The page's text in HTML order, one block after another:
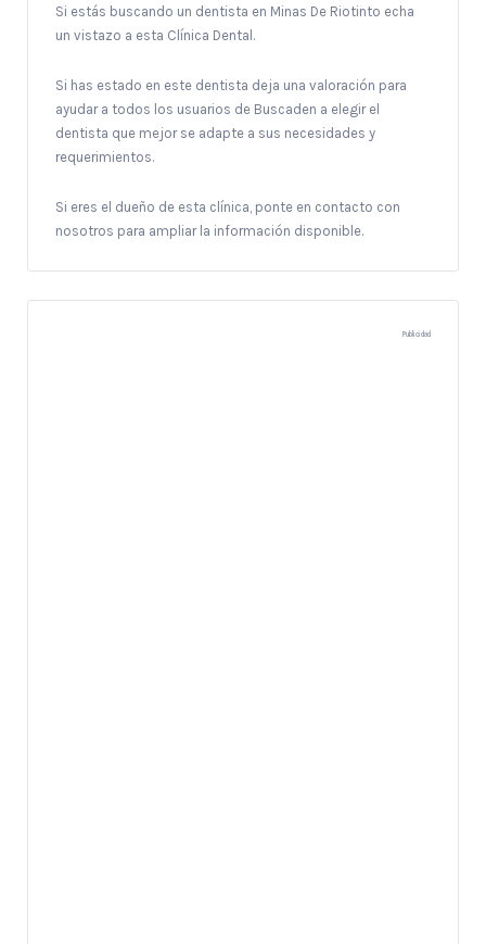
Si estás buscando un dentista en Minas De Riotinto echa
un vistazo a esta Clínica Dental.
Si has estado en este dentista deja una valoración para
ayudar a todos los usuarios de Buscaden a elegir el
dentista que mejor se adapte a sus necesidades y
requerimientos.
Si eres el dueño de esta clínica, ponte en contacto con
nosotros para ampliar la información disponible.
Publicidad